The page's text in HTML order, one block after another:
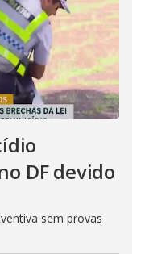
DF devido
sem provas